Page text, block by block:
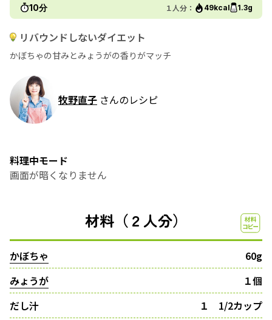
10分 １人分： 49kcal 1.3g
リバウンドしないダイエット
かぼちゃの甘みとみょうがの香りがマッチ
牧野直子 さんのレシピ
料理中モード
画面が暗くなりません
材料（２人分）
かぼちゃ
60g
みょうが
１個
だし汁
１ 1/2カップ